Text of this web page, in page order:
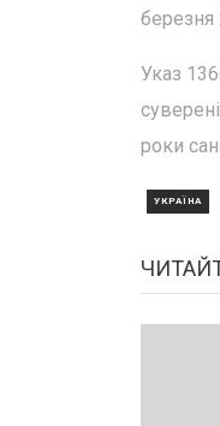
березня
Указ
роки
УКРАЇНА